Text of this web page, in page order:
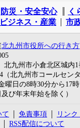
防災・安全安心
く
ビジネス・産業 市
[北九州市役所への行き方
北九州市小倉北区城内1
（北九州市コールセンタ
曜日の8時30分から17
び年末年始を除く）
て 免責事項 リン
RSS配信について